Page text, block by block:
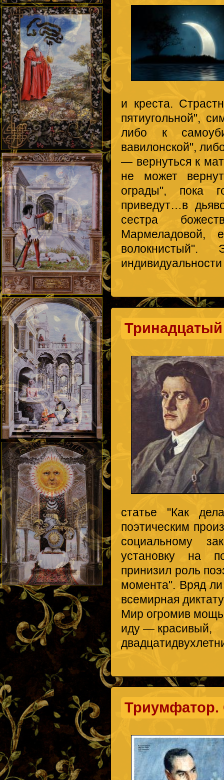
и креста.
пятиугольной",
либо к
вавилонской",
— вернуться к
не может
ограды", пока
приведут…в
сестра
Мармеладовой,
статье "Как
поэтическим
социальному
установку на
принизил роль
момента". Вряд
всемирная
Мир огромив
иду — красивый,